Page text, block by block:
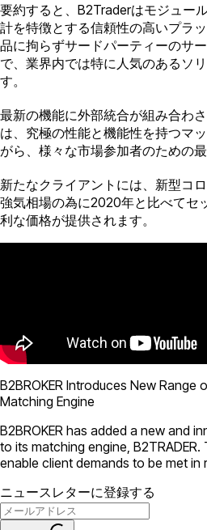
要約すると、B2Traderはモジュー
計を特徴とする信頼性の高いプラ
品に拘らずサードパーティーのサ
で、業界内では特に人気のあるソ
す。
最新の機能に外部統合が組み合わ
は、究極の性能と機能性を持つマ
がら、様々な市場参加者のための
新たなクライアントには、新型コ
強気相場の為に2020年と比べてセ
利な価格が提供されます。
B2BROKER Introduces New Range
Matching Engine
B2BROKER has added a new and
to its matching engine,
enable client demands to be met in
ニュースレターに登録する